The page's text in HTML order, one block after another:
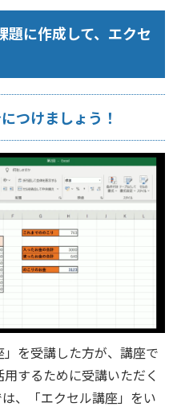
題に作成して、エクセ
つけましょう！
を受講した方が、講座で
するために受講いただく
、「エクセル講座」をい